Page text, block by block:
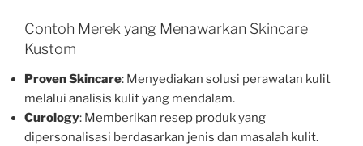
Contoh Merek yang Menawarkan Skincare
Kustom
Proven Skincare: Menyediakan solusi perawatan kulit
melalui analisis kulit yang mendalam.
Curology: Memberikan resep produk yang
dipersonalisasi berdasarkan jenis dan masalah kulit.